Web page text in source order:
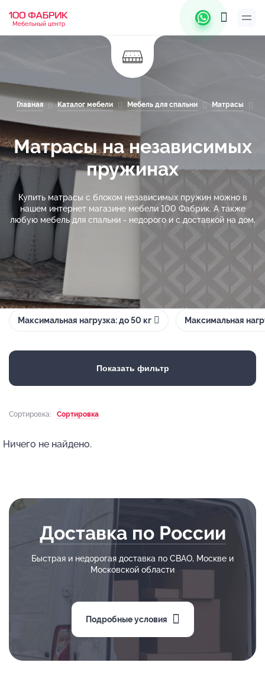
Мебельный центр
Главная Каталог мебели Мебель для спальни Матрасы
Матрасы на независимых
пружинах
Купить матрасы с блоком независимых пружин можно в
нашем интернет магазине мебели 100 Фабрик. А также
любую мебель для спальни - недорого и с доставкой на дом.
Максимальная нагрузка: до 50 кг Максимальная
Показать фильтр
Сортировка: Сортировка
Ничего не найдено.
Доставка по России
Быстрая и недорогая доставка по СВАО, Москве и
Московской области
Подробные условия